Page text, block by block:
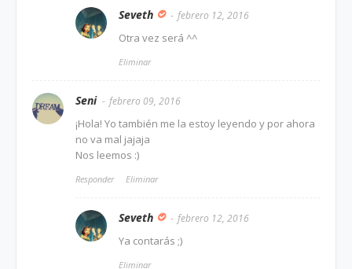
Seveth febrero 12, 2016
Otra vez será ^^
Eliminar
Seni febrero 09, 2016
¡Hola! Yo también me la estoy leyendo y por ahora
no va mal jajaja
Nos leemos :)
Responder Eliminar
Seveth febrero 12, 2016
Ya contarás ;)
Eliminar